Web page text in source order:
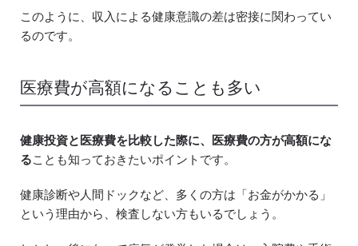
このように、収入による健康意識の差は密接に関わってい
るのです。
医療費が高額になることも多い
健康投資と医療費を比較した際に、医療費の方が高額にな
ることも知っておきたいポイントです。
健康診断や人間ドックなど、多くの方は「お金がかかる」
という理由から、検査しない方もいるでしょう。